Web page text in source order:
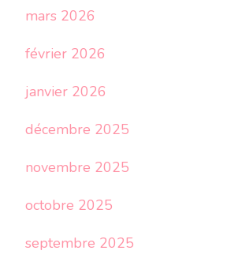
mars 2026
février 2026
janvier 2026
décembre 2025
novembre 2025
octobre 2025
septembre 2025